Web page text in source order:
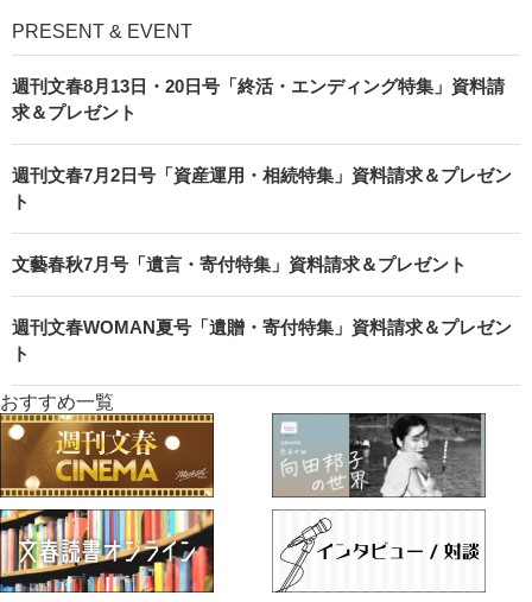
PRESENT & EVENT
週刊文春8月13日・20日号「終活・エンディング特集」資料請
求＆プレゼント
週刊文春7月2日号「資産運用・相続特集」資料請求＆プレゼン
ト
文藝春秋7月号「遺言・寄付特集」資料請求＆プレゼント
週刊文春WOMAN夏号「遺贈・寄付特集」資料請求＆プレゼン
ト
おすすめ一覧